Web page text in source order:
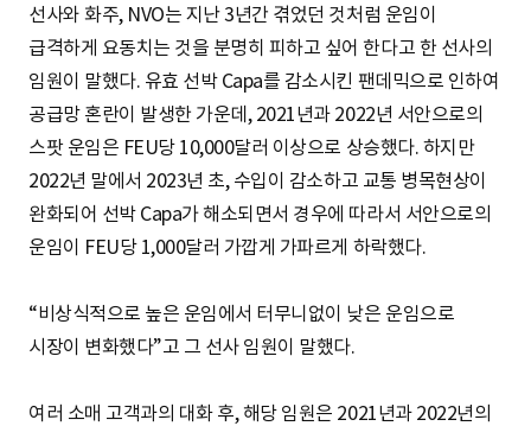
선사와 화주, NVO는 지난 3년간 겪었던 것처럼 운임이
급격하게 요동치는 것을 분명히 피하고 싶어 한다고 한 선사의
임원이 말했다. 유효 선박 Capa를 감소시킨 팬데믹으로 인하여
공급망 혼란이 발생한 가운데, 2021년과 2022년 서안으로의
스팟 운임은 FEU당 10,000달러 이상으로 상승했다. 하지만
2022년 말에서 2023년 초, 수입이 감소하고 교통 병목현상이
완화되어 선박 Capa가 해소되면서 경우에 따라서 서안으로의
운임이 FEU당 1,000달러 가깝게 가파르게 하락했다.
“비상식적으로 높은 운임에서 터무니없이 낮은 운임으로
시장이 변화했다”고 그 선사 임원이 말했다.
여러 소매 고객과의 대화 후, 해당 임원은 2021년과 2022년의